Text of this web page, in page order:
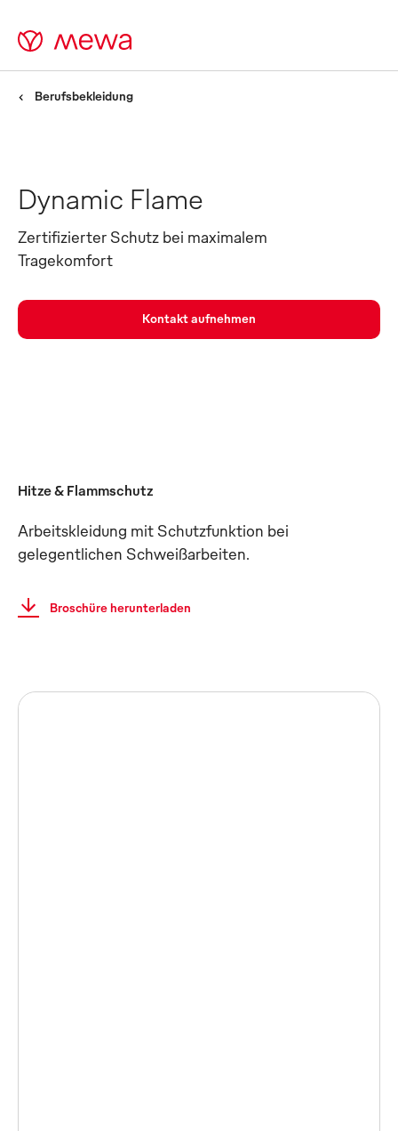
Berufsbekleidung
Dynamic Flame
Zertifizierter Schutz bei maximalem
Tragekomfort
Kontakt aufnehmen
Hitze & Flammschutz
Arbeitskleidung mit Schutzfunktion bei
gelegentlichen Schweißarbeiten.
Broschüre herunterladen